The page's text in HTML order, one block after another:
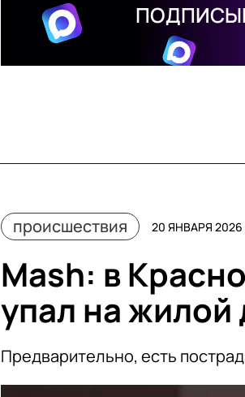
происшествия 20 ЯНВАРЯ 2026
Mash: в
упал на жилой
Предварительно, есть